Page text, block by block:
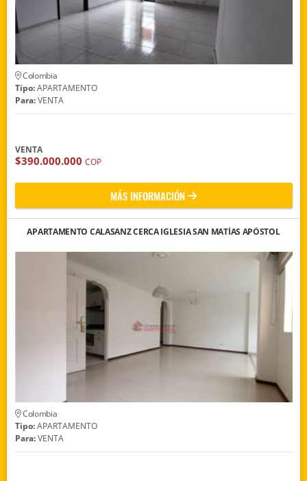
Colombia
Tipo:APARTAMENTO
Para:VENTA
VENTA
$390.000.000 COP
MÁS INFORMACIÓN
APARTAMENTO CALASANZ CERCA IGLESIA SAN MATÍAS APÓSTOL
Colombia
Tipo:APARTAMENTO
Para:VENTA